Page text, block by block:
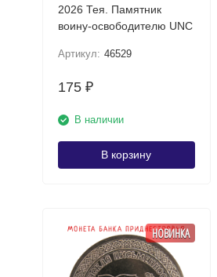
2026 Тея. Памятник
воину-освободителю UNC
Артикул: 46529
175 ₽
В наличии
В корзину
НОВИНКА